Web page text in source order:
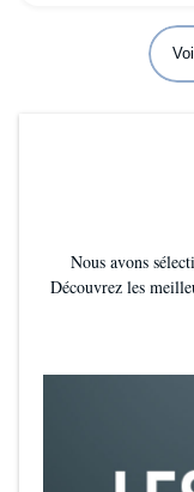
Nous avons
Découvrez les